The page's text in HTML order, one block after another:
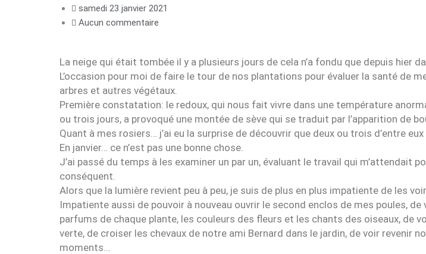
samedi 23 janvier 2021
Aucun commentaire
La neige qui était tombée il y a plusieurs jours de cela n’a fondu que depuis hier
L’occasion pour moi de faire le tour de nos plantations pour évaluer la santé de
arbres et autres végétaux.
Première constatation: le redoux, qui nous fait vivre dans une température
ou trois jours, a provoqué une montée de sève qui se traduit par l’apparition de
Quant à mes rosiers… j’ai eu la surprise de découvrir que deux ou trois d’entre
En janvier… ce n’est pas une bonne chose.
J’ai passé du temps à les examiner un par un, évaluant le travail qui m’attendait
conséquent.
Alors que la lumière revient peu à peu, je suis de plus en plus impatiente de les
Impatiente aussi de pouvoir à nouveau ouvrir le second enclos de mes poules,
parfums de chaque plante, les couleurs des fleurs et les chants des oiseaux, de
verte, de croiser les chevaux de notre ami Bernard dans le jardin, de voir revenir
moments…